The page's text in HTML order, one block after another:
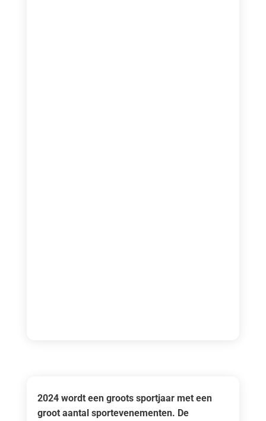
2024 wordt een groots sportjaar met een
groot aantal sportevenementen. De